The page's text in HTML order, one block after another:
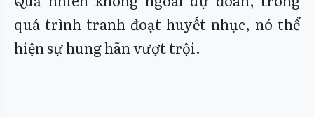
quá trình tranh đoạt huyết nhục, nó thể
hiện sự hung hãn vượt trội.